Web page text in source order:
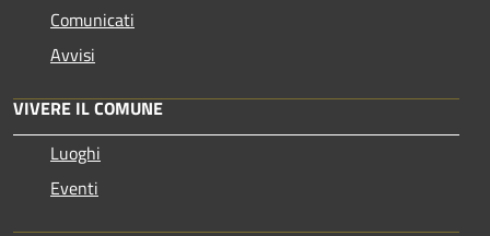
Comunicati
Avvisi
VIVERE IL COMUNE
Luoghi
Eventi